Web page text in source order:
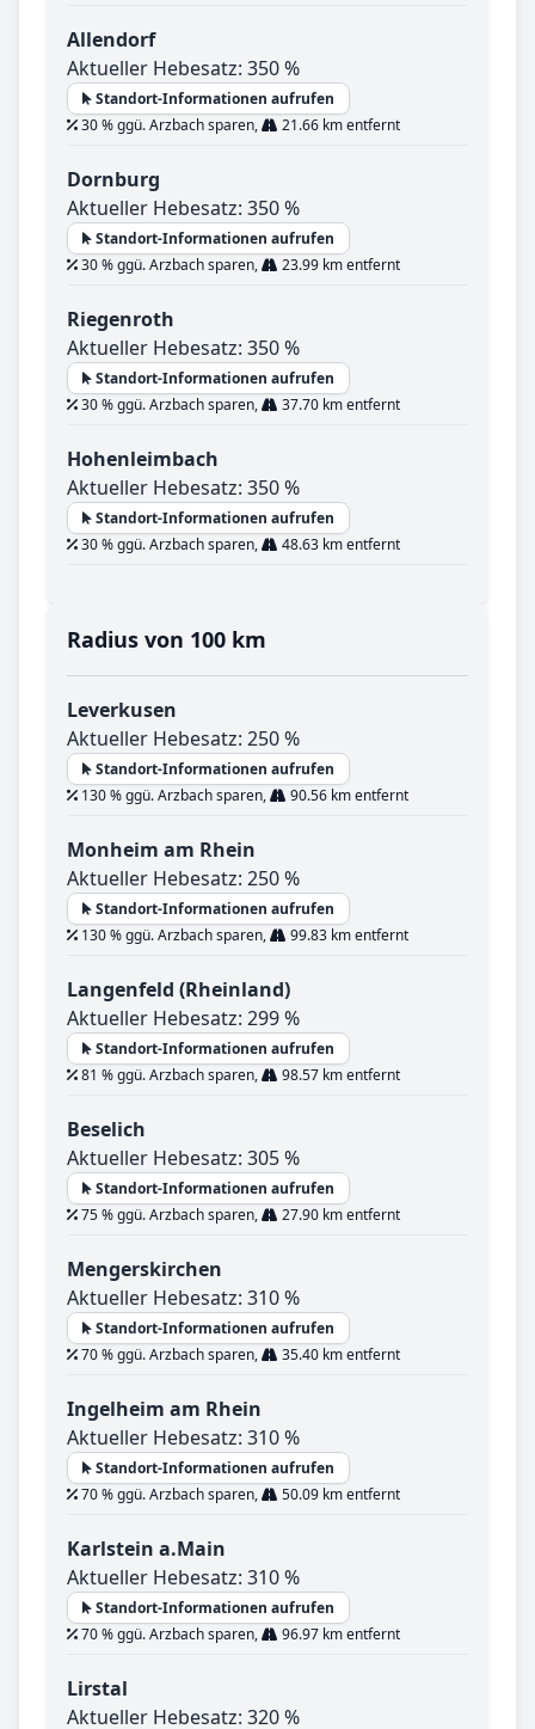
Allendorf
Aktueller Hebesatz: 350 %
Standort-Informationen aufrufen
30 % ggü. Arzbach sparen,
21.66 km entfernt
Dornburg
Aktueller Hebesatz: 350 %
Standort-Informationen aufrufen
30 % ggü. Arzbach sparen,
23.99 km entfernt
Riegenroth
Aktueller Hebesatz: 350 %
Standort-Informationen aufrufen
30 % ggü. Arzbach sparen,
37.70 km entfernt
Hohenleimbach
Aktueller Hebesatz: 350 %
Standort-Informationen aufrufen
30 % ggü. Arzbach sparen,
48.63 km entfernt
Radius von 100 km
Leverkusen
Aktueller Hebesatz: 250 %
Standort-Informationen aufrufen
130 % ggü. Arzbach sparen,
90.56 km entfernt
Monheim am Rhein
Aktueller Hebesatz: 250 %
Standort-Informationen aufrufen
130 % ggü. Arzbach sparen,
99.83 km entfernt
Langenfeld (Rheinland)
Aktueller Hebesatz: 299 %
Standort-Informationen aufrufen
81 % ggü. Arzbach sparen,
98.57 km entfernt
Beselich
Aktueller Hebesatz: 305 %
Standort-Informationen aufrufen
75 % ggü. Arzbach sparen,
27.90 km entfernt
Mengerskirchen
Aktueller Hebesatz: 310 %
Standort-Informationen aufrufen
70 % ggü. Arzbach sparen,
35.40 km entfernt
Ingelheim am Rhein
Aktueller Hebesatz: 310 %
Standort-Informationen aufrufen
70 % ggü. Arzbach sparen,
50.09 km entfernt
Karlstein a.Main
Aktueller Hebesatz: 310 %
Standort-Informationen aufrufen
70 % ggü. Arzbach sparen,
96.97 km entfernt
Lirstal
Aktueller Hebesatz: 320 %